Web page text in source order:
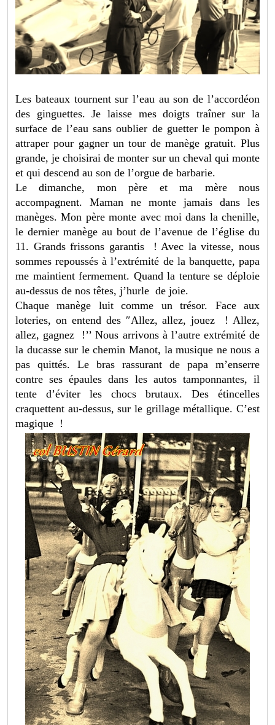
Les bateaux tournent sur l’eau au son de l’accordéon
des ginguettes. Je laisse mes doigts traîner sur la
surface de l’eau sans oublier de guetter le pompon à
attraper pour gagner un tour de manège gratuit. Plus
grande, je choisirai de monter sur un cheval qui monte
et qui descend au son de l’orgue de barbarie.
Le dimanche, mon père et ma mère nous
accompagnent. Maman ne monte jamais dans les
manèges. Mon père monte avec moi dans la chenille,
le dernier manège au bout de l’avenue de l’église du
11. Grands frissons garantis ! Avec la vitesse, nous
sommes repoussés à l’extrémité de la banquette, papa
me maintient fermement. Quand la tenture se déploie
au-dessus de nos têtes, j’hurle de joie.
Chaque manège luit comme un trésor. Face aux
loteries, on entend des ″Allez, allez, jouez ! Allez,
allez, gagnez !’’ Nous arrivons à l’autre extrémité de
la ducasse sur le chemin Manot, la musique ne nous a
pas quittés. Le bras rassurant de papa m’enserre
contre ses épaules dans les autos tamponnantes, il
tente d’éviter les chocs brutaux. Des étincelles
craquettent au-dessus, sur le grillage métallique. C’est
magique !